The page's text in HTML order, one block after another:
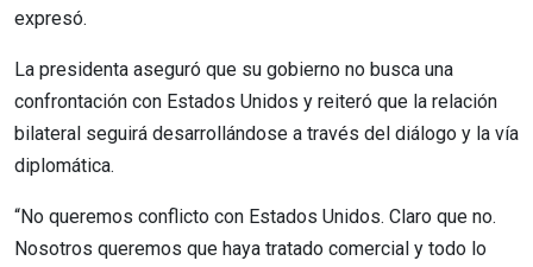
expresó.
La presidenta aseguró que su gobierno no busca una
confrontación con Estados Unidos y reiteró que la relación
bilateral seguirá desarrollándose a través del diálogo y la vía
diplomática.
“No queremos conflicto con Estados Unidos. Claro que no.
Nosotros queremos que haya tratado comercial y todo lo